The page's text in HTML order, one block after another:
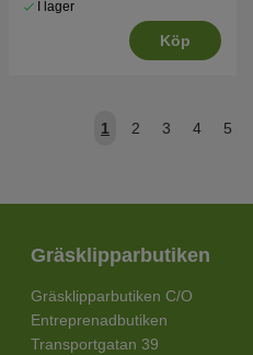
I lager
Köp
1 2 3 4 5
Gräsklipparbutiken
Gräsklipparbutiken C/O
Entreprenadbutiken
Transportgatan 39